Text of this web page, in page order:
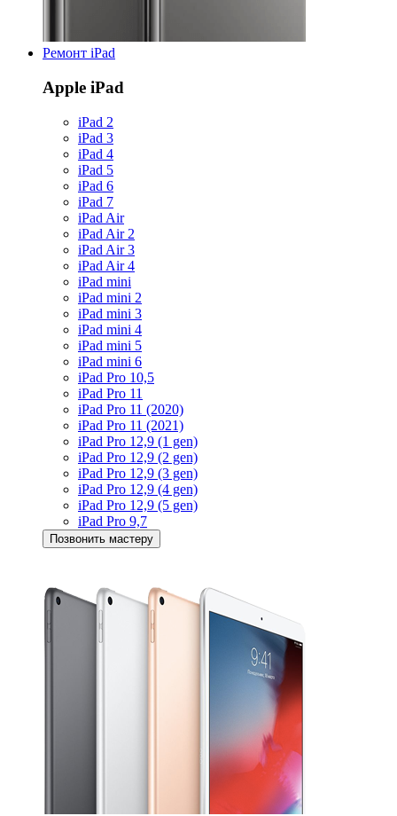
Ремонт iPad
Apple iPad
iPad 2
iPad 3
iPad 4
iPad 5
iPad 6
iPad 7
iPad Air
iPad Air 2
iPad Air 3
iPad Air 4
iPad mini
iPad mini 2
iPad mini 3
iPad mini 4
iPad mini 5
iPad mini 6
iPad Pro 10,5
iPad Pro 11
iPad Pro 11 (2020)
iPad Pro 11 (2021)
iPad Pro 12,9 (1 gen)
iPad Pro 12,9 (2 gen)
iPad Pro 12,9 (3 gen)
iPad Pro 12,9 (4 gen)
iPad Pro 12,9 (5 gen)
iPad Pro 9,7
Позвонить мастеру